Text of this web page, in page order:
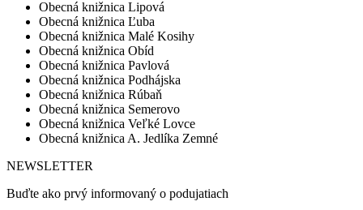
Obecná knižnica Lipová
Obecná knižnica Ľuba
Obecná knižnica Malé Kosihy
Obecná knižnica Obíd
Obecná knižnica Pavlová
Obecná knižnica Podhájska
Obecná knižnica Rúbaň
Obecná knižnica Semerovo
Obecná knižnica Veľké Lovce
Obecná knižnica A. Jedlíka Zemné
NEWSLETTER
Buďte ako prvý informovaný o podujatiach